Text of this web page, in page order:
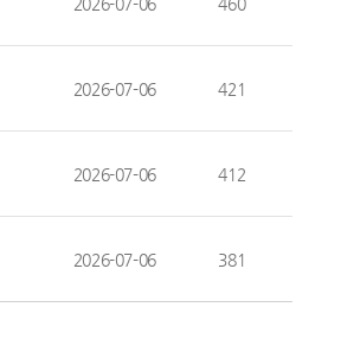
2026-07-06 421
2026-07-06 412
2026-07-06 381